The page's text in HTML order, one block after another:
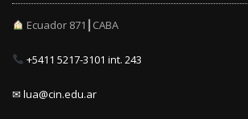
Ecuador 871┃CABA
+5411 5217-3101 int. 243
✉ lua@cin.edu.ar